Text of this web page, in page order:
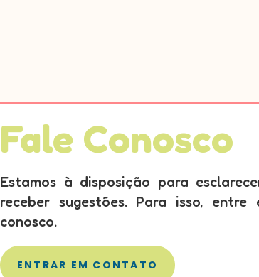
Fale Conosco
Estamos à disposição para
receber sugestões. Para isso, entre
conosco.
ENTRAR EM CONTATO